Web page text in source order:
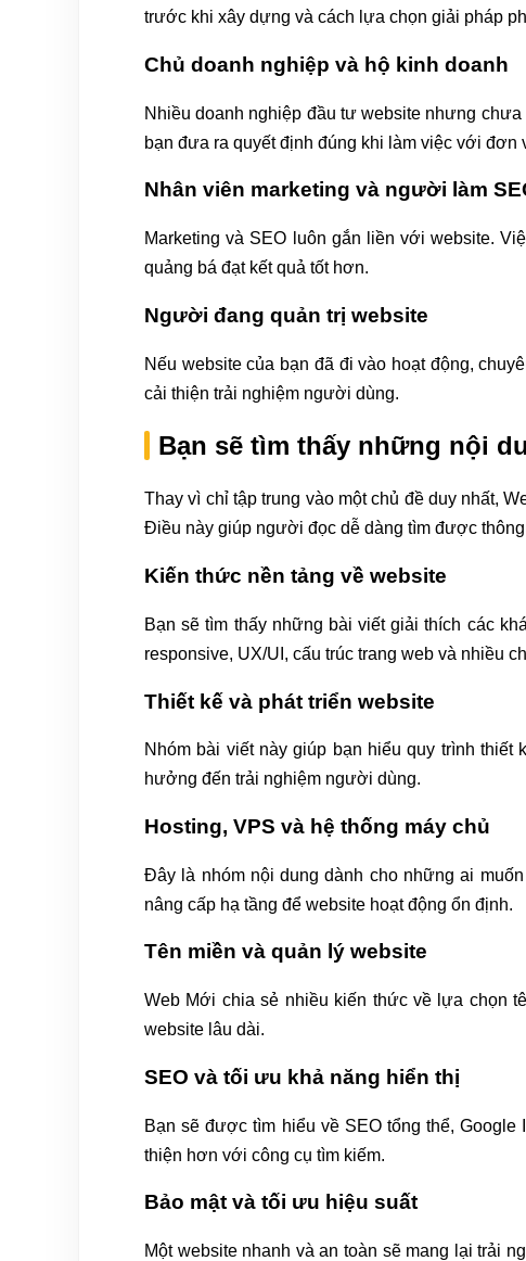
trước khi xây dựng và cách lựa chọn giải pháp
Chủ doanh nghiệp và hộ kinh doanh
Nhiều doanh nghiệp đầu tư website nhưng
bạn đưa ra quyết định đúng khi làm việc với
Nhân viên marketing và người làm
Marketing và SEO luôn gắn liền với website.
quảng bá đạt kết quả tốt hơn.
Người đang quản trị website
Nếu website của bạn đã đi vào hoạt động,
cải thiện trải nghiệm người dùng.
Bạn sẽ tìm thấy những nội
Thay vì chỉ tập trung vào một chủ đề duy nhất,
Điều này giúp người đọc dễ dàng tìm được
Kiến thức nền tảng về website
Bạn sẽ tìm thấy những bài viết giải thích các
responsive, UX/UI, cấu trúc trang web và nhiều
Thiết kế và phát triển website
Nhóm bài viết này giúp bạn hiểu quy trình
hưởng đến trải nghiệm người dùng.
Hosting, VPS và hệ thống máy chủ
Đây là nhóm nội dung dành cho những ai
nâng cấp hạ tầng để website hoạt động ổn định.
Tên miền và quản lý website
Web Mới chia sẻ nhiều kiến thức về lựa chọn
website lâu dài.
SEO và tối ưu khả năng hiển thị
Bạn sẽ được tìm hiểu về SEO tổng thể,
thiện hơn với công cụ tìm kiếm.
Bảo mật và tối ưu hiệu suất
Một website nhanh và an toàn sẽ mang lại trải